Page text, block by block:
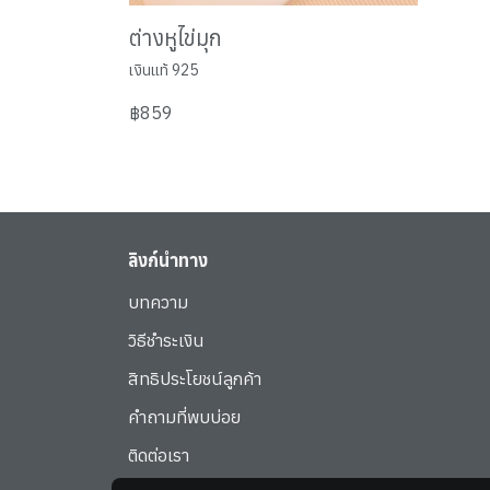
ต่างหูไข่มุก
เงินแท้ 925
฿859
ลิงก์นำทาง
บทความ
วิธีชำระเงิน
สิทธิประโยชน์ลูกค้า
คำถามที่พบบ่อย
ติดต่อเรา